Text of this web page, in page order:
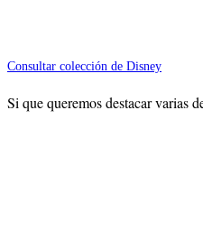
Consultar colección de Disney
Si que queremos destacar varias